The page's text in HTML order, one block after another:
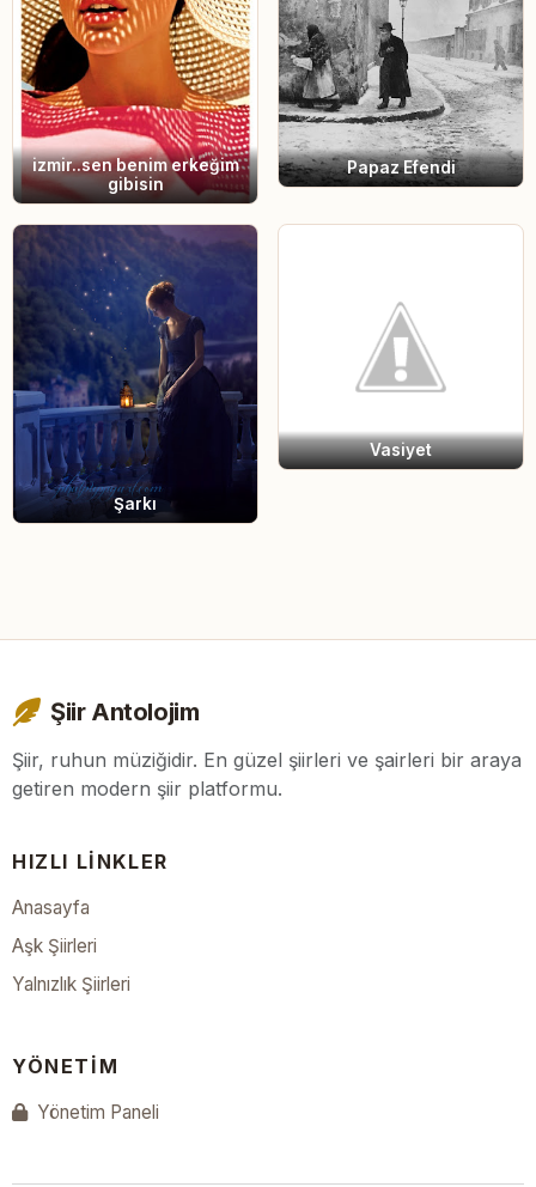
izmir..sen benim erkeğim
gibisin
Papaz Efendi
Şarkı
Vasiyet
Şiir Antolojim
Şiir, ruhun müziğidir. En güzel şiirleri ve şairleri bir araya
getiren modern şiir platformu.
HIZLI LINKLER
Anasayfa
Aşk Şiirleri
Yalnızlık Şiirleri
YÖNETIM
Yönetim Paneli